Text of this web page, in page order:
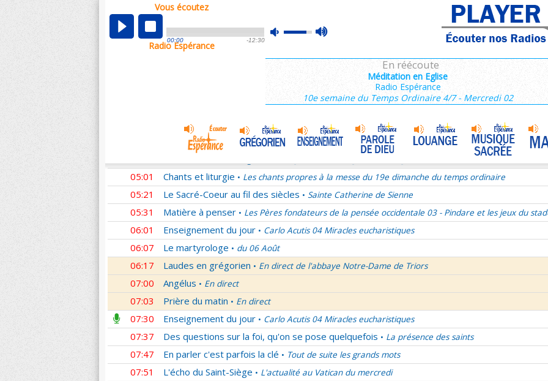
Vous écoutez
mute
max
00:00 -12:30
Radio Espérance
En réécoute
Méditation en Eglise
Radio Espérance
10e semaine du Temps Ordinaire 4/7 - Mercredi 02
00:05
01:02 Sentinelles de la foi • Lettres de Saint François de Sales 36/106
01:33 10 minutes avec Jésus
La Transfiguration du Seigneur
Les conférences de la Famille Missionnaire de Notre-Dame • La joie dans l’Esprit-Saint
Corinthiens 6/6
Entrons dans la liturgie Transfiguration du Seigneur - 1re lecture Dn 7 ou 2P 1
Entrons dans la liturgie • Transfiguration du Seigneur - Psaume 96
05:01 Chants et liturgie • Les chants propres à la messe du 19e dimanche du temps ordinaire
05:21 Le Sacré-Coeur au fil des siècles • Sainte Catherine de Sienne
05:31 Matière à penser • Les Pères fondateurs de la pensée occidentale 03 - Pindare et les jeux du
06:01 Enseignement du jour • Carlo Acutis 04 Miracles eucharistiques
06:07 Le martyrologe • du 06 Août
06:17 Laudes en grégorien • En direct de l'abbaye Notre-Dame de Triors
07:00 Angélus • En direct
07:03 Prière du matin • En direct
07:30 Enseignement du jour • Carlo Acutis 04 Miracles eucharistiques
07:37 Des questions sur la foi, qu'on se pose quelquefois • La présence des saints
07:47 En parler c'est parfois la clé • Tout de suite les grands mots
07:51 L'écho du Saint-Siège • L'actualité au Vatican du mercredi